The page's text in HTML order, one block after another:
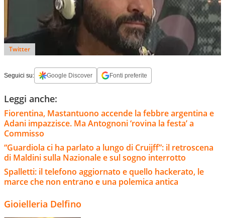
Twitter
Seguici su: Google Discover Fonti preferite
Leggi anche:
Fiorentina, Mastantuono accende la febbre argentina e
Adani impazzisce. Ma Antognoni ‘rovina la festa’ a
Commisso
“Guardiola ci ha parlato a lungo di Cruijff”: il retroscena
di Maldini sulla Nazionale e sul sogno interrotto
Spalletti: il telefono aggiornato e quello hackerato, le
marce che non entrano e una polemica antica
Gioielleria Delfino